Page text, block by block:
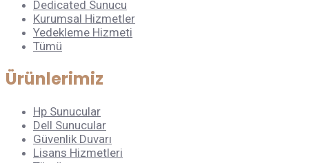
Dedicated Sunucu
Kurumsal Hizmetler
Yedekleme Hizmeti
Tümü
Ürünlerimiz
Hp Sunucular
Dell Sunucular
Güvenlik Duvarı
Lisans Hizmetleri